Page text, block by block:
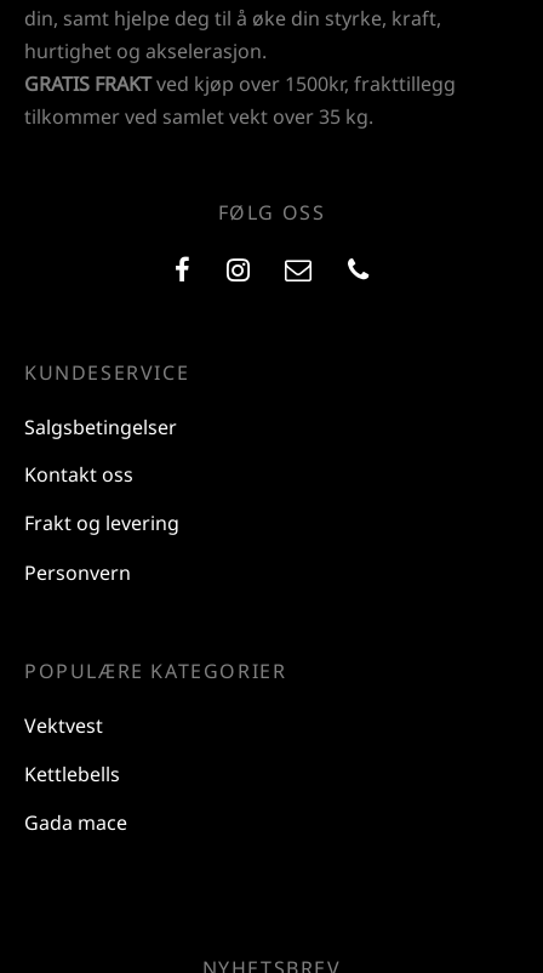
din, samt hjelpe deg til å øke din styrke, kraft,
hurtighet og akselerasjon.
GRATIS FRAKTved kjøp over 1500kr, frakttillegg
tilkommer ved samlet vekt over 35 kg.
FØLG OSS
KUNDESERVICE
Salgsbetingelser
Kontakt oss
Frakt og levering
Personvern
POPULÆRE KATEGORIER
Vektvest
Kettlebells
Gada mace